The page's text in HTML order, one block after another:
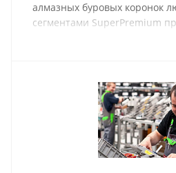
алмазных буровых коронок
сегментами SuperPremium